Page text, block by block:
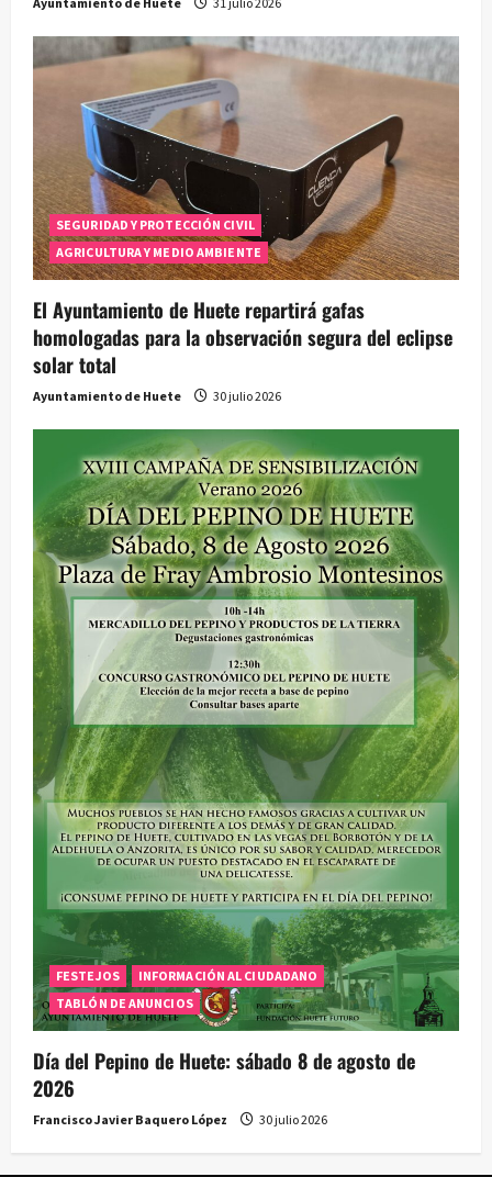
SEGURIDAD Y PROTECCIÓN CIVIL
AGRICULTURA Y MEDIO AMBIENTE
El Ayuntamiento de Huete repartirá gafas
homologadas para la observación segura del eclipse
solar total
Ayuntamiento de Huete 30 julio 2026
FESTEJOS
INFORMACIÓN AL CIUDADANO
TABLÓN DE ANUNCIOS
Día del Pepino de Huete: sábado 8 de agosto de
2026
Francisco Javier Baquero López 30 julio 2026